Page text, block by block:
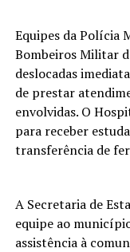
Equipes da Polícia
Bombeiros Militar
deslocadas
de prestar
envolvidas. O
para receber
transferência de
A Secretaria de
equipe ao
assistência à